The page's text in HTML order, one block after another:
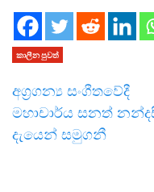
කාලීන පුවත්
අග්‍රගන්‍ය සංගීතවේදී
මහාචාර්ය සනත්
දැයෙන් සමුගනී